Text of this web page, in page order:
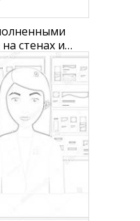
стенах и